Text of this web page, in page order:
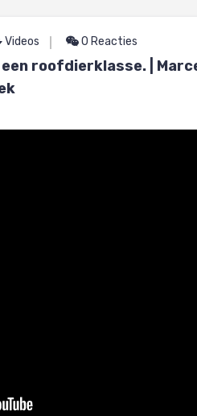
Videos 0 Reacties
roofdierklasse. |